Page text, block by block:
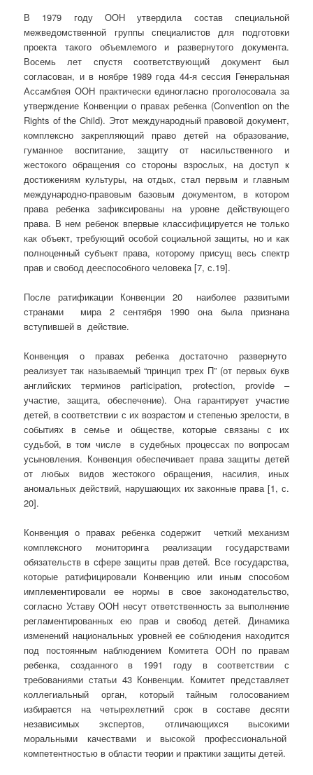
В 1979 году ООН утвердила состав специальной
межведомственной группы специалистов для подготовки
проекта такого объемлемого и развернутого документа.
Восемь лет спустя соответствующий документ был
согласован, и в ноябре 1989 года 44-я сессия Генеральная
Ассамблея ООН практически единогласно проголосовала за
утверждение Конвенции о правах ребенка (Convention on the
Rights of the Child). Этот международный правовой документ,
комплексно закрепляющий право детей на образование,
гуманное воспитание, защиту от насильственного и
жестокого обращения со стороны взрослых, на доступ к
достижениям культуры, на отдых, стал первым и главным
международно-правовым базовым документом, в котором
права ребенка зафиксированы на уровне действующего
права. В нем ребенок впервые классифицируется не только
как объект, требующий особой социальной защиты, но и как
полноценный субъект права, которому присущ весь спектр
прав и свобод дееспособного человека [7, с.19].
После ратификации Конвенции 20 наиболее развитыми
странами мира 2 сентября 1990 она была признана
вступившей в действие.
Конвенция о правах ребенка достаточно развернуто
реализует так называемый “принцип трех П” (от первых букв
английских терминов participation, protection, provide –
участие, защита, обеспечение). Она гарантирует участие
детей, в соответствии с их возрастом и степенью зрелости, в
событиях в семье и обществе, которые связаны с их
судьбой, в том числе в судебных процессах по вопросам
усыновления. Конвенция обеспечивает права защиты детей
от любых видов жестокого обращения, насилия, иных
аномальных действий, нарушающих их законные права [1, с.
20].
Конвенция о правах ребенка содержит четкий механизм
комплексного мониторинга реализации государствами
обязательств в сфере защиты прав детей. Все государства,
которые ратифицировали Конвенцию или иным способом
имплементировали ее нормы в свое законодательство,
согласно Уставу ООН несут ответственность за выполнение
регламентированных ею прав и свобод детей. Динамика
изменений национальных уровней ее соблюдения находится
под постоянным наблюдением Комитета ООН по правам
ребенка, созданного в 1991 году в соответствии с
требованиями статьи 43 Конвенции. Комитет представляет
коллегиальный орган, который тайным голосованием
избирается на четырехлетний срок в составе десяти
независимых экспертов, отличающихся высокими
моральными качествами и высокой профессиональной
компетентностью в области теории и практики защиты детей.